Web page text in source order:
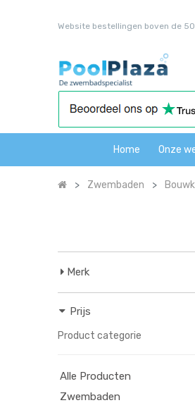
Website bestellingen boven de
Home Onze
Zwembaden
Merk
Prijs
Product categorie
Alle Producten
Zwembaden